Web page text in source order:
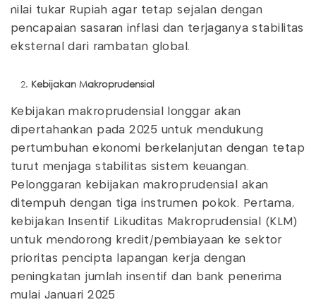
nilai tukar Rupiah agar tetap sejalan dengan
pencapaian sasaran inflasi dan terjaganya stabilitas
eksternal dari rambatan global.
Kebijakan Makroprudensial
Kebijakan makroprudensial longgar akan
dipertahankan pada 2025 untuk mendukung
pertumbuhan ekonomi berkelanjutan dengan tetap
turut menjaga stabilitas sistem keuangan.
Pelonggaran kebijakan makroprudensial akan
ditempuh dengan tiga instrumen pokok. Pertama,
kebijakan Insentif Likuditas Makroprudensial (KLM)
untuk mendorong kredit/pembiayaan ke sektor
prioritas pencipta lapangan kerja dengan
peningkatan jumlah insentif dan bank penerima
mulai Januari 2025